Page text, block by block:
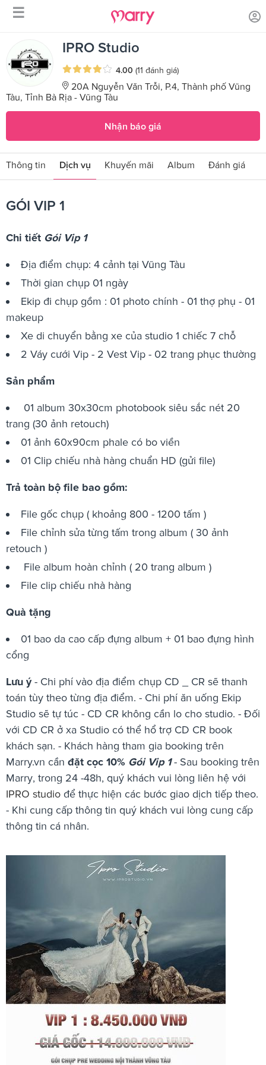
☰
Trang chủ Sản phẩm dịch vụ / GÓI VIP 1
IPRO Studio
4.00 (11 đánh giá)
20A Nguyễn Văn Trỗi, P.4, Thành phố Vũng
Tàu, Tỉnh Bà Rịa - Vũng Tàu
Nhận báo giá
Thông tin Dịch vụ Khuyến mãi Album Đánh giá
GÓI VIP 1
Chi tiết Gói Vip 1
Địa điểm chụp: 4 cảnh tại Vũng Tàu
Thời gian chụp 01 ngày
Ekip đi chụp gồm : 01 photo chính - 01 thợ phụ - 01
makeup
Xe di chuyển bằng xe của studio 1 chiếc 7 chỗ
2 Váy cưới Vip - 2 Vest Vip - 02 trang phục thường
Sản phẩm
01 album 30x30cm photobook siêu sắc nét 20
trang (30 ảnh retouch)
01 ảnh 60x90cm phale có bo viền
01 Clip chiếu nhà hàng chuẩn HD (gửi file)
Trả toàn bộ file bao gồm:
File gốc chụp ( khoảng 800 - 1200 tấm )
File chỉnh sửa từng tấm trong album ( 30 ảnh
retouch )
File album hoàn chỉnh ( 20 trang album )
File clip chiếu nhà hàng
Quà tặng
01 bao da cao cấp đựng album + 01 bao đựng hình
cổng
Lưu ý- Chi phí vào địa điểm chụp CD _ CR sẽ thanh
toán tùy theo từng địa điểm. - Chi phí ăn uống Ekip
Studio sẽ tự túc - CD CR không cần lo cho studio. - Đối
với CD CR ở xa Studio có thể hổ trợ CD CR book
khách sạn. - Khách hàng tham gia booking trên
Marry.vn cần đặt cọc 10% Gói Vip 1- Sau booking trên
Marry, trong 24 -48h, quý khách vui lòng liên hệ với
IPRO studio để thực hiện các bước giao dịch tiếp theo.
- Khi cung cấp thông tin quý khách vui lòng cung cấp
thông tin cá nhân.